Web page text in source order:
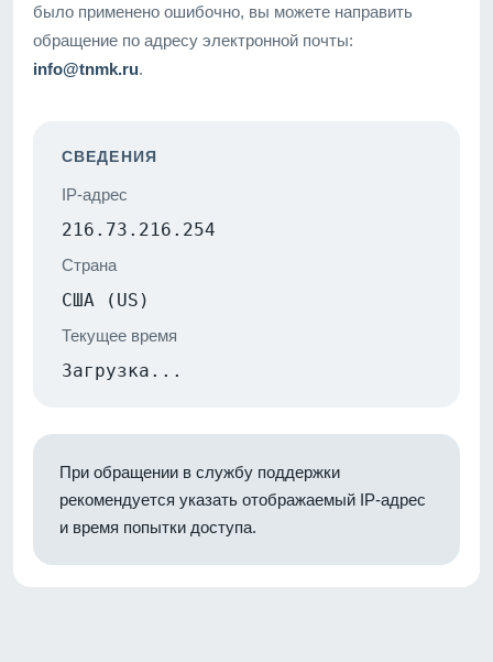
было применено ошибочно, вы можете направить
обращение по адресу электронной почты:
info@tnmk.ru.
СВЕДЕНИЯ
IP-адрес
216.73.216.254
Страна
США (US)
Текущее время
Загрузка...
При обращении в службу поддержки
рекомендуется указать отображаемый IP-адрес
и время попытки доступа.